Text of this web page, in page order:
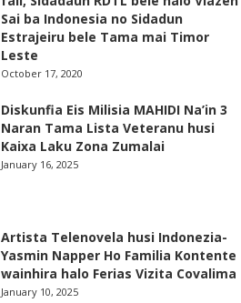
Sai ba Indonesia no Sidadun
Estrajeiru bele Tama mai Timor
Leste
October 17, 2020
Diskunfia Eis Milisia MAHIDI Na’in 3
Naran Tama Lista Veteranu husi
Kaixa Laku Zona Zumalai
January 16, 2025
Artista Telenovela husi Indonezia-
Yasmin Napper Ho Familia Kontente
wainhira halo Ferias Vizita Covalima
January 10, 2025